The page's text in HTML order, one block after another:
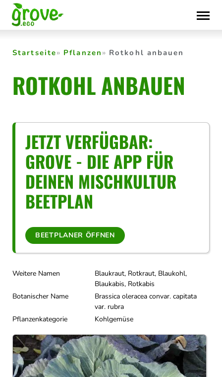
Skip
to
content
Startseite Pflanzen Rotkohl anbauen
ROTKOHL ANBAUEN
JETZT VERFÜGBAR:
GROVE - DIE APP FÜR
DEINEN MISCHKULTUR
BEETPLAN
BEETPLANER ÖFFNEN
Weitere Namen
Blaukraut, Rotkraut, Blaukohl,
Blaukabis, Rotkabis
Botanischer Name
Brassica oleracea convar. capitata
var. rubra
Pflanzenkategorie
Kohlgemüse